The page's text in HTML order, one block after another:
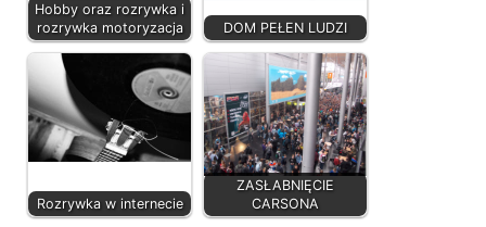
Hobby oraz rozrywka i
rozrywka motoryzacja
DOM PEŁEN LUDZI
Rozrywka w internecie
ZASŁABNIĘCIE
CARSONA